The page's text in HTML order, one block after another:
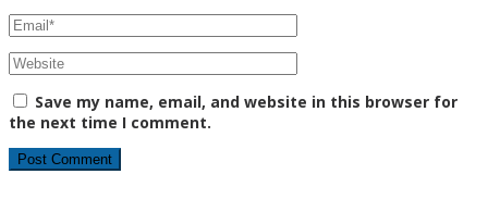
Save my name, email, and website in this browser for
the next time I comment.